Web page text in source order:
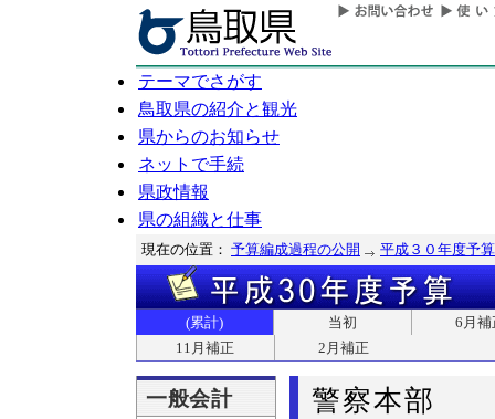
テーマでさがす
鳥取県の紹介と観光
県からのお知らせ
ネットで手続
県政情報
県の組織と仕事
現在の位置： 予算編成過程の公開 平成３０年度予算
(累計) 当初
6月補
11月補正
2月補正
一般会計 警察本部